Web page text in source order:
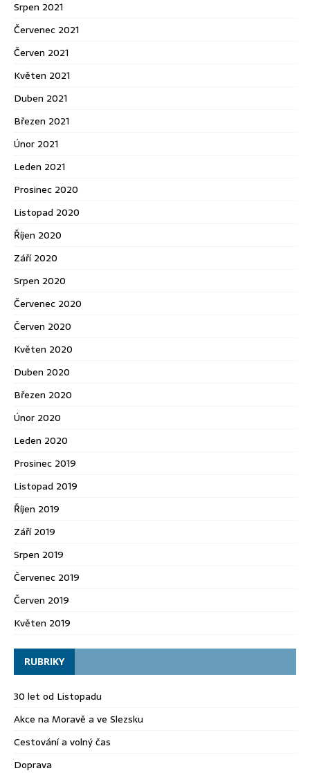
Srpen 2021
Červenec 2021
Červen 2021
Květen 2021
Duben 2021
Březen 2021
Únor 2021
Leden 2021
Prosinec 2020
Listopad 2020
Říjen 2020
Září 2020
Srpen 2020
Červenec 2020
Červen 2020
Květen 2020
Duben 2020
Březen 2020
Únor 2020
Leden 2020
Prosinec 2019
Listopad 2019
Říjen 2019
Září 2019
Srpen 2019
Červenec 2019
Červen 2019
Květen 2019
RUBRIKY
30 let od Listopadu
Akce na Moravě a ve Slezsku
Cestování a volný čas
Doprava